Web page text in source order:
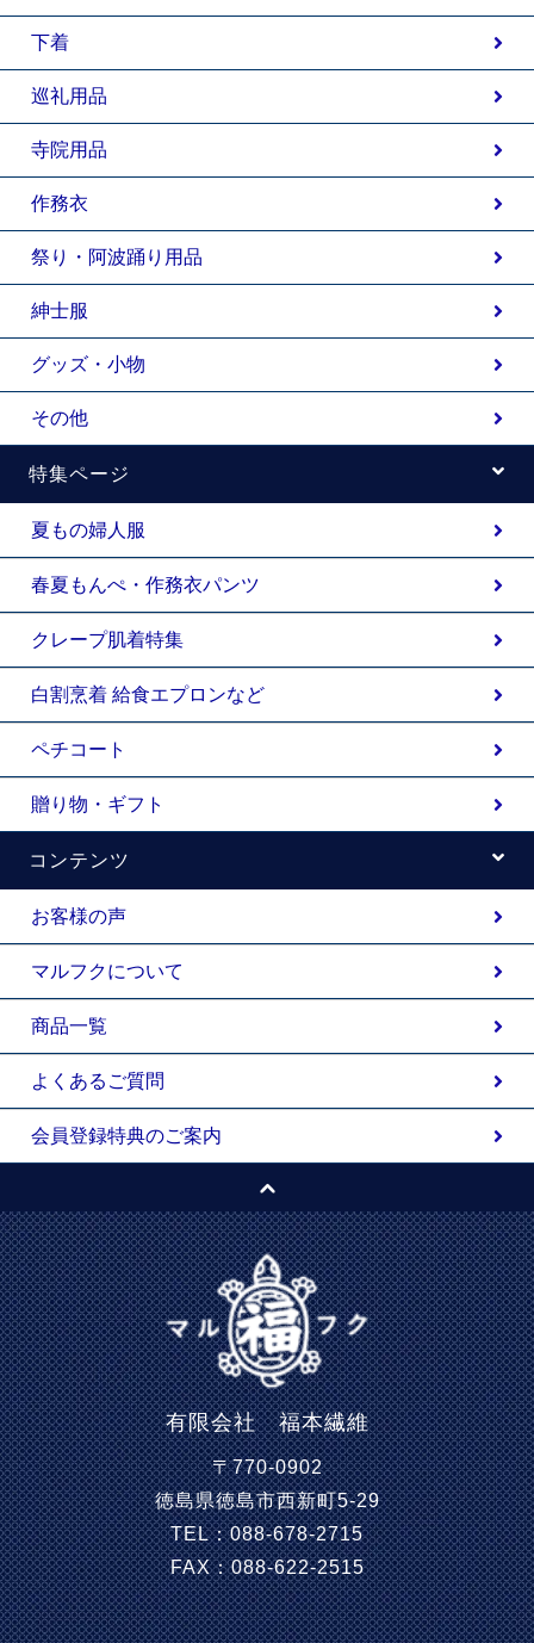
下着
巡礼用品
寺院用品
作務衣
祭り・阿波踊り用品
紳士服
グッズ・小物
その他
特集ページ
夏もの婦人服
春夏もんぺ・作務衣パンツ
クレープ肌着特集
白割烹着 給食エプロンなど
ペチコート
贈り物・ギフト
コンテンツ
お客様の声
マルフクについて
商品一覧
よくあるご質問
会員登録特典のご案内
有限会社 福本繊維
〒770-0902
徳島県徳島市西新町5-29
TEL：088-678-2715
FAX：088-622-2515